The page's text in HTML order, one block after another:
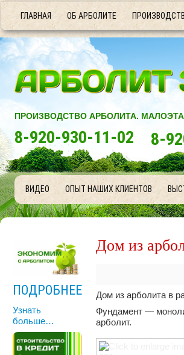
ГЛАВНАЯ ОБ АРБОЛИТЕ
ПРОИЗВОДСТВО АРБОЛИТА.
8-920-930-11-02 8-
ВИДЕО ОПЫТ НАШИХ КЛИЕНТОВ
ПОДРОБНЕЕ
Узнать
больше…
Дом из
Дом из арболита в
Фундамент —
арболит.